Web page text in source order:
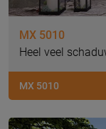
MX 5010
Heel veel
MX 5010